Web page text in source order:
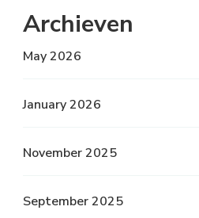
Archieven
May 2026
January 2026
November 2025
September 2025